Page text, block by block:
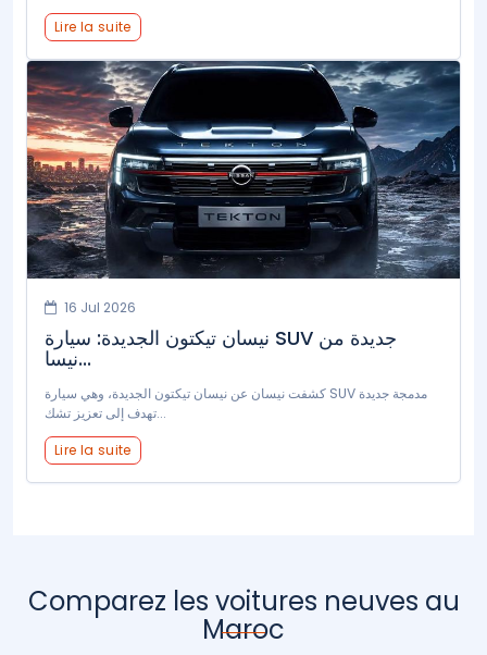
Lire la suite
16 Jul 2026
نيسان تيكتون الجديدة: سيارة SUV جديدة من
نيسا...
كشفت نيسان عن نيسان تيكتون الجديدة، وهي سيارة SUV مدمجة جديدة
تهدف إلى تعزيز تشك...
Lire la suite
Comparez les voitures neuves au
Maroc